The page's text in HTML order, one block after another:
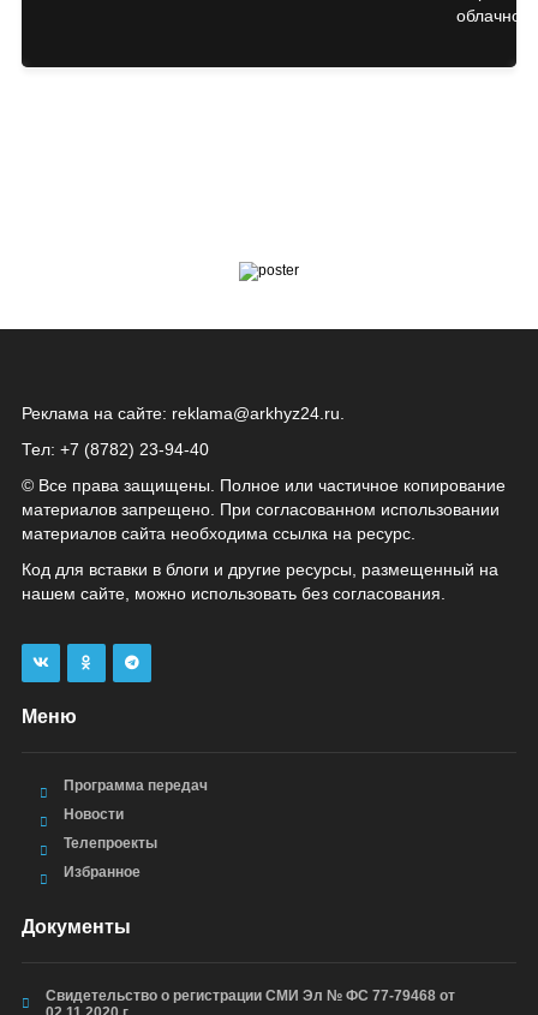
Реклама на сайте: reklama@arkhyz24.ru
Тел: +7 (8782) 23‑94‑40
© Все права защищены. Полное или частичное копирование
материалов запрещено. При согласованном использовании
материалов сайта необходима ссылка на ресурс.
Код для вставки в блоги и другие ресурсы, размещенный на
нашем сайте, можно использовать без согласования.
Меню
Программа передач
Новости
Телепроекты
Избранное
Документы
Свидетельство о регистрации СМИ Эл № ФС 77-79468 от